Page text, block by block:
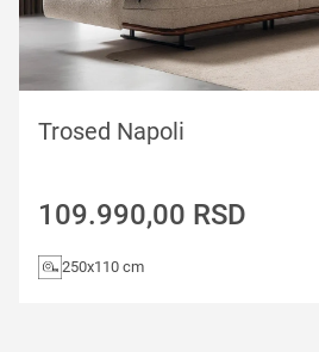
Trosed Napoli
109.990,00 RSD
250x110 cm